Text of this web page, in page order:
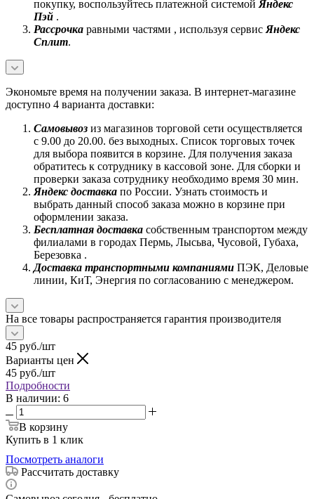
покупку, воспользуйтесь платежной системой Яндекс
Пэй .
Рассрочка равными частями , используя сервис Яндекс
Сплит.
Экономьте время на получении заказа. В интернет-магазине
доступно 4 варианта доставки:
Самовывоз из магазинов торговой сети осуществляется
с 9.00 до 20.00. без выходных. Список торговых точек
для выбора появится в корзине. Для получения заказа
обратитесь к сотруднику в кассовой зоне. Для сборки и
проверки заказа сотруднику необходимо время 30 мин.
Яндекс доставка по России. Узнать стоимость и
выбрать данный способ заказа можно в корзине при
оформлении заказа.
Бесплатная доставка собственным транспортом между
филиалами в городах Пермь, Лысьва, Чусовой, Губаха,
Березовка .
Доставка транспортными компаниями ПЭК, Деловые
линии, КиТ, Энергия по согласованию с менеджером.
На все товары распространяется гарантия производителя
45 руб./шт
Варианты цен
45 руб./шт
Подробности
В наличии: 6
В корзину
Купить в 1 клик
Посмотреть аналоги
Рассчитать доставку